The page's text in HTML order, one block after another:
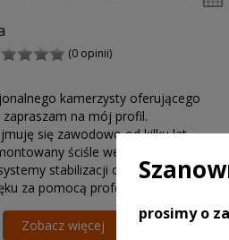
(0 opinii)
kamerzysty oferującego
zapraszam na mój profil.
się zawodowo od kilku lat.
ściśle według upodobań
stabilizacji obrazu oraz
za pomocą profesjonalnych
Zobacz więcej
prosimy o